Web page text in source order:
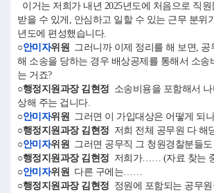
이거는 저희가 내년 2025년도에 처음으로 직
받을 수 있게, 안심하고 일할 수 있는 근무 분위
년도에 편성했습니다.
○안미자위원 그러니까 이제 정리를 해 보면, 공
해 소송을 당하는 경우 배상공제를 통해서 소송
는 거죠?
○행정지원과장 김현정 소송비용을 포함해서
상해 주는 겁니다.
○안미자위원 그러면 이 가입대상은 어떻게 되
○행정지원과장 김현정 저희 전체 공무원 다 해
○안미자위원 그러면 공무직 그 청원경찰분들
○행정지원과장 김현정 저희가…… (자료 찾는
○안미자위원 다른 구에는……
○행정지원과장 김현정 정원에 포함되는 공무